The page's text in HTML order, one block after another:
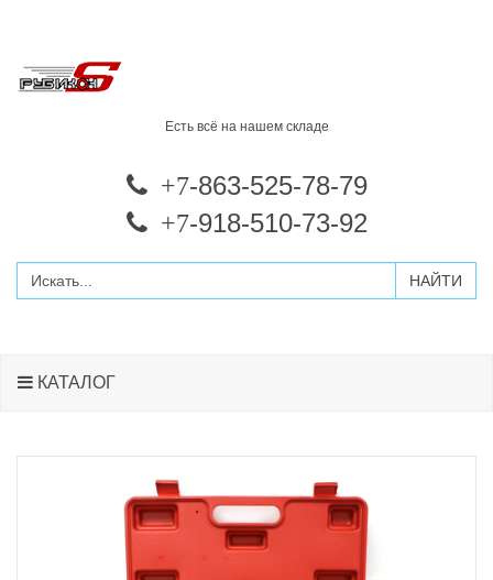
Есть всё на нашем складе
+7-863-525-78-79
+7-918-510-73-92
КАТАЛОГ